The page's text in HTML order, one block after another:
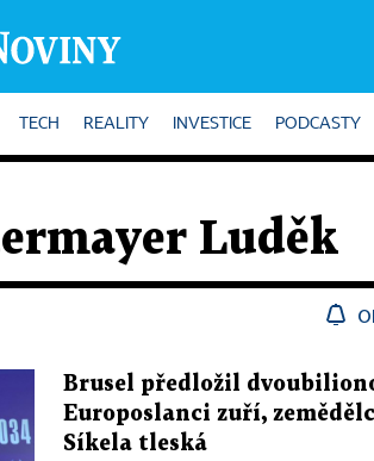
TECH REALITY INVESTICE PODCASTY
Luděk
Brusel předložil
Europoslanci zuří,
Síkela tleská